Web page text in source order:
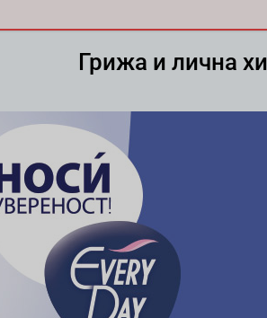
Грижа и лична